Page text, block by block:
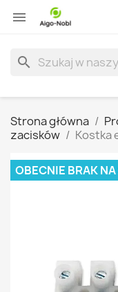

search
Strona główna
zacisków
Kostka
OBECNIE BRAK